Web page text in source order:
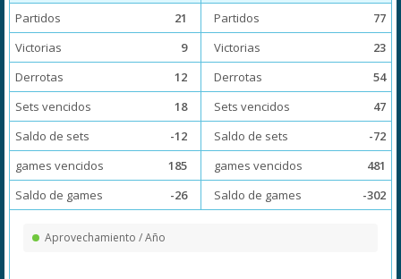
Partidos
21
Victorias
9
Derrotas
12
Sets vencidos
18
Saldo de sets
-12
games vencidos
185
Saldo de games
-26
Partidos
77
Victorias
23
Derrotas
54
Sets vencidos
47
Saldo de sets
-72
games vencidos
481
Saldo de games
-302
Aprovechamiento / Año